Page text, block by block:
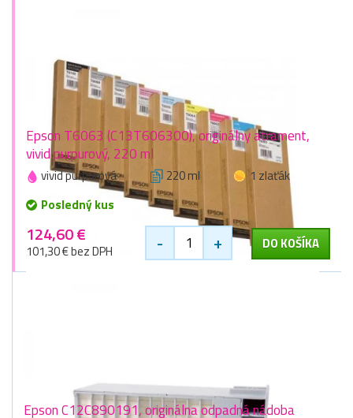
Epson T6063 (C13T606300), originálny atrament,
vivid purpurový, 220 ml
vivid purpurová 220 ml
1 zlaťák
Posledný kus
124,60 €
101,30 € bez DPH - + DO KOŠÍKA
Epson C12C890191, originálna odpadná nádoba